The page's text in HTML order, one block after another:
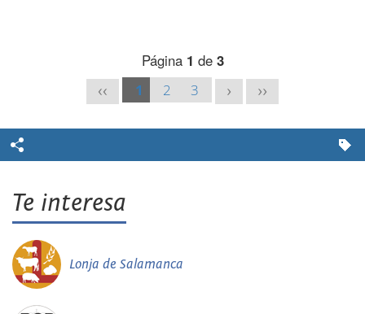
Página 1 de 3
<< 1 2 3 > >>
Te interesa
Lonja de Salamanca